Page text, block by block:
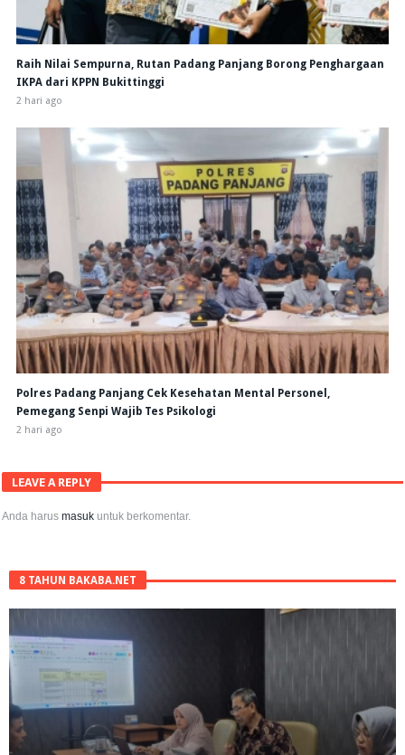
Raih Nilai Sempurna, Rutan Padang Panjang Borong Penghargaan
IKPA dari KPPN Bukittinggi
2 hari ago
Polres Padang Panjang Cek Kesehatan Mental Personel,
Pemegang Senpi Wajib Tes Psikologi
2 hari ago
LEAVE A REPLY
Anda harusmasuk untuk berkomentar.
8 TAHUN BAKABA.NET